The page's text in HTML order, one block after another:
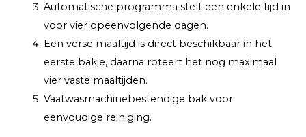
Automatische programma stelt een enkele tijd in
voor vier opeenvolgende dagen.
Een verse maaltijd is direct beschikbaar in het
eerste bakje, daarna roteert het nog maximaal
vier vaste maaltijden.
Vaatwasmachinebestendige bak voor
eenvoudige reiniging.